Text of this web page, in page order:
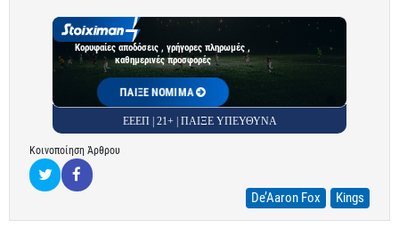
Κορυφαίες αποδόσεις , γρήγορες πληρωμές ,
καθημερινές προσφορές
ΠΑΙΞΕ ΝΟΜΙΜΑ
ΕΕΕΠ | 21+ | ΠΑΙΞΕ ΥΠΕΥΘΥΝΑ
Κοινοποίηση Άρθρου
De’Aaron Fox Kings